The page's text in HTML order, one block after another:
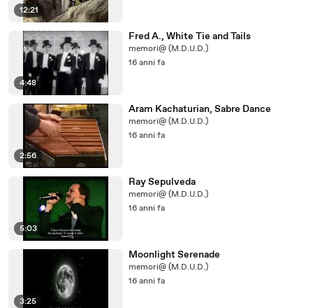
12:21
4:48
Fred A., White Tie and Tails
memori@ (M.D.U.D.)
16 anni fa
2:56
Aram Kachaturian, Sabre Dance
memori@ (M.D.U.D.)
16 anni fa
5:03
Ray Sepulveda
memori@ (M.D.U.D.)
16 anni fa
3:25
Moonlight Serenade
memori@ (M.D.U.D.)
16 anni fa